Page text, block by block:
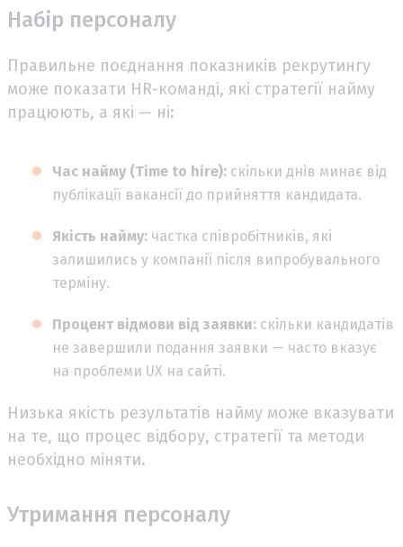
Набір персоналу
Правильне поєднання показників рекрутингу
може показати HR-команді, які стратегії найму
працюють, а які — ні:
Час найму (Time to hire): скільки днів минає від
публікації вакансії до прийняття кандидата.
Якість найму: частка співробітників, які
залишились у компанії після випробувального
терміну.
Процент відмови від заявки: скільки кандидатів
не завершили подання заявки — часто вказує
на проблеми UX на сайті.
Низька якість результатів найму може вказувати
на те, що процес відбору, стратегії та методи
необхідно міняти.
Утримання персоналу